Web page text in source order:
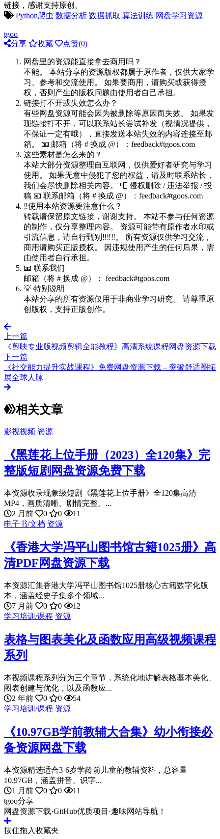
链接，感谢支持原创。
Python爬虫 数据分析 数据抓取 算法训练 网盘学习资源
tgoo
分享
收藏 点赞(0)
网盘里的资源能直接拿去商用吗？
不能。 本站分享的资源版权都属于原作者，仅供大家学
习、参考和交流使用。 如果要商用，请购买或获得授
权，否则产生的版权问题由使用者自己承担。
链接打不开或失效怎么办？
有些网盘资源可能会因为被删除等原因而失效。 如果发
现链接打不开，可以联系站长尝试补发（视情况提供，
不保证一定有哦），直接发送本站失效的内容连接至邮
箱。 📧 邮箱（将 # 换成 @）：feedback#tgoos.com
这些素材是怎么来的？
本站大部分资源整理自互联网，仅供爱好者研究与学习
使用。 如果无意中侵犯了您的权益，请及时联系站长，
我们会尽快删除相关内容。 📮 侵权删除 / 违法举报 / 投
稿 📧 联系邮箱（将 # 换成 @）：feedback#tgoos.com
‼️使用本站资源要注意什么？
转载请保留原文链接，谢谢支持。 本站不参与任何资源
的制作，仅分享整理内容。 资源可能带有原作者水印或
引流信息，请自行甄别‼️‼️‼️。 所有资源仅供学习交流，
商用请购买正版授权。 因违规使用产生的任何后果，需
由使用者自行承担。
📧 联系我们
邮箱（将 # 换成 @）： feedback#tgoos.com
💡 特别说明
本站分享的所有资源仅用于非商业学习研究。 请尊重原
创版权，支持正版创作。
上一篇
《剪映专业版视频剪辑全能教程》高清系统课程网盘资源下载
下一篇
《社交能力提升实战课程》免费网盘资源下载 – 突破舒适圈拓
展全球人脉
相关文章
影视视频 资源
《黑莲花上位手册（2023）全120集》完
整版短剧网盘资源免费下载
本资源收录现象级短剧《黑莲花上位手册》全120集高清
MP4，画质清晰、剧情完整。...
2 月前
0 0
11
电子书/文档 资源
《香港大学冯平山图书馆古籍1025册》高
清PDF网盘资源下载
本资源汇集香港大学冯平山图书馆1025册核心古籍数字化版
本，涵盖经史子集多个领域...
7 月前
0 0
12
学习培训/课程 资源
表格与图表美化及函数应用高级视频课程
系列
本视频课程系列分为三个章节，系统化地讲解表格基本美化、
图表创建与优化，以及函数应...
2 年前
0 0
54
学习培训/课程 资源
《10.97GB学前教辅大合集》幼小衔接必
备资源网盘下载
本资源精选适合3-6岁学龄前儿童的教辅资料，总容量
10.97GB，涵盖拼音、识字...
1 月前
0 0
11
tgoo分享
网盘资源下载·GitHub优质项目·趣味网站导航！
按住拖入收藏夹